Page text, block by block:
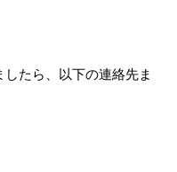
たら、以下の連絡先ま